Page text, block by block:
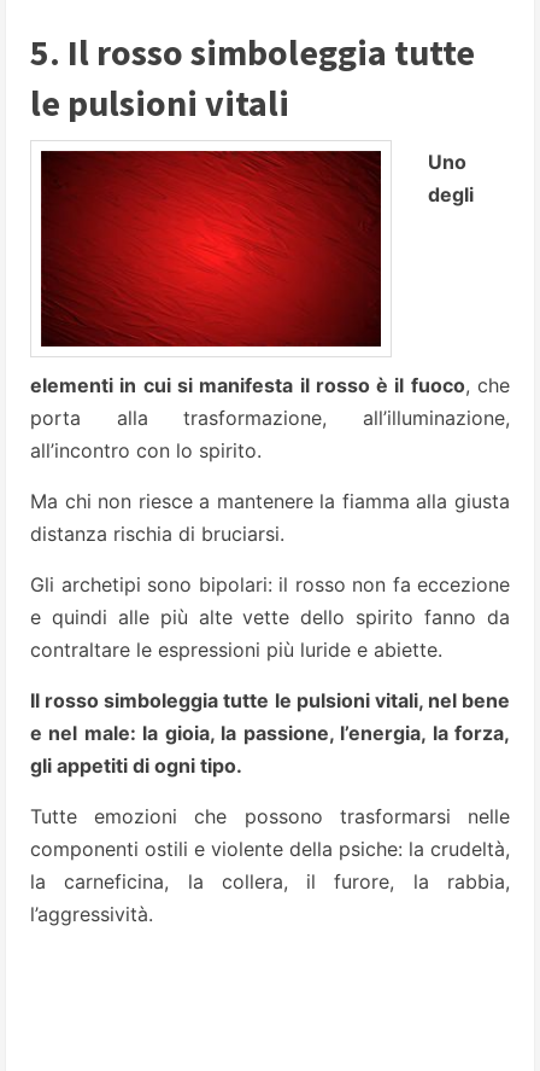
5. Il rosso simboleggia tutte
le pulsioni vitali
Uno
degli
elementi in cui si manifesta il rosso è il fuoco, che
porta alla trasformazione, all’illuminazione,
all’incontro con lo spirito.
Ma chi non riesce a mantenere la fiamma alla giusta
distanza rischia di bruciarsi.
Gli archetipi sono bipolari: il rosso non fa eccezione
e quindi alle più alte vette dello spirito fanno da
contraltare le espressioni più luride e abiette.
Il rosso simboleggia tutte le pulsioni vitali, nel bene
e nel male: la gioia, la passione, l’energia, la forza,
gli appetiti di ogni tipo.
Tutte emozioni che possono trasformarsi nelle
componenti ostili e violente della psiche: la crudeltà,
la carneficina, la collera, il furore, la rabbia,
l’aggressività.